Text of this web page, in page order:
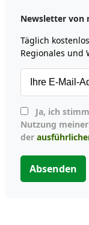
Newsletter von
Täglich
Regionales und
Nutzung
der
Absenden